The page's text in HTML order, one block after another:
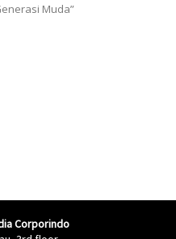
Muda”
Corporindo